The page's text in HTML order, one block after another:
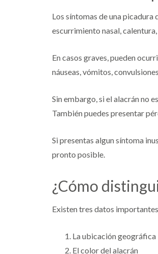
Los síntomas de una
escurrimiento nasal,
En casos graves, pueden
náuseas, vómitos,
Sin embargo, si el alacrán no
También puedes presentar
Si presentas algun síntoma
pronto posible.
¿Cómo
Existen tres datos
La ubicación geográfica
El color del alacrán